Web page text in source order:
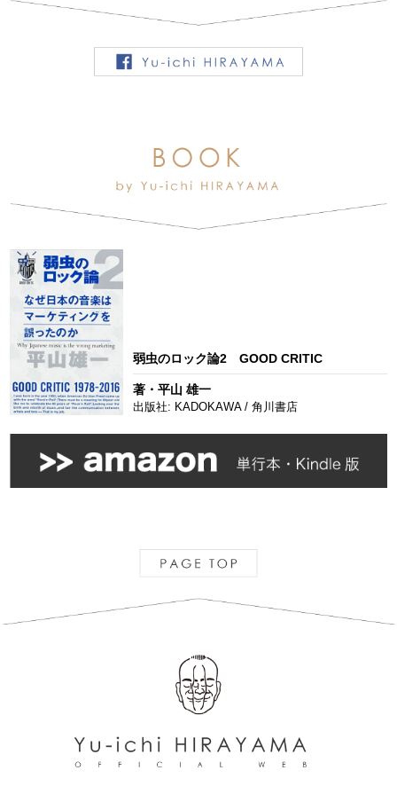
弱虫のロック論2 GOOD CRITIC
著・平山 雄一
出版社: KADOKAWA / 角川書店